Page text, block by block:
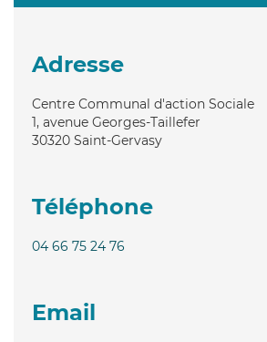
Adresse
Centre Communal d'action Sociale
1, avenue Georges-Taillefer
30320 Saint-Gervasy
Téléphone
04 66 75 24 76
Email